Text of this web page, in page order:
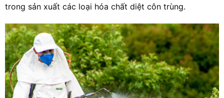
trong sản xuất các loại hóa chất diệt côn trùng.